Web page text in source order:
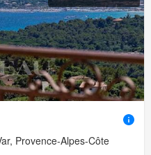
Provence-Alpes-Côte